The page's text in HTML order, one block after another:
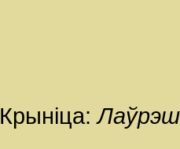
Крыніца:Лаўрэш